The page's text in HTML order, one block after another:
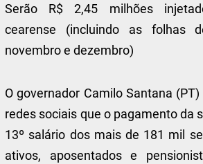
Serão R$ 2,45 milhões
cearense (incluindo as folhas
novembro e dezembro)
O governador Camilo Santana
redes sociais que o pagamento da
13º salário dos mais de 181 mil
ativos, aposentados e